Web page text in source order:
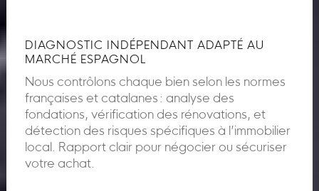
DIAGNOSTIC INDÉPENDANT ADAPTÉ AU
MARCHÉ ESPAGNOL
Nous contrôlons chaque bien selon les normes
françaises et catalanes : analyse des
fondations, vérification des rénovations, et
détection des risques spécifiques à l’immobilier
local. Rapport clair pour négocier ou sécuriser
votre achat.